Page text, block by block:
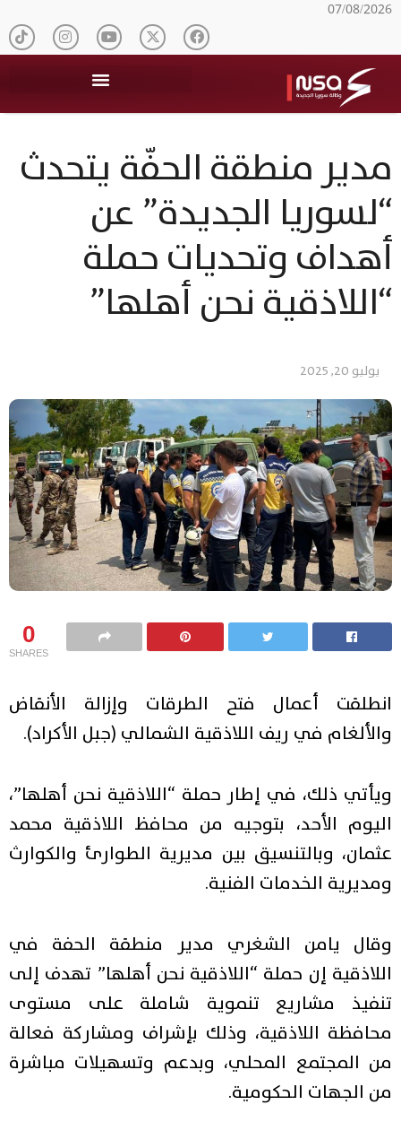
07/08/2026
مدير منطقة الحفّة يتحدث
“لسوريا الجديدة” عن
أهداف وتحديات حملة
“اللاذقية نحن أهلها”
يوليو 20, 2025
0
SHARES
انطلقت أعمال فتح الطرقات وإزالة الأنقاض
والألغام في ريف اللاذقية الشمالي (جبل الأكراد).
ويأتي ذلك، في إطار حملة “اللاذقية نحن أهلها”،
اليوم الأحد، بتوجيه من محافظ اللاذقية محمد
عثمان، وبالتنسيق بين مديرية الطوارئ والكوارث
ومديرية الخدمات الفنية.
وقال يامن الشغري مدير منطقة الحفة في
اللاذقية إن حملة “اللاذقية نحن أهلها” تهدف إلى
تنفيذ مشاريع تنموية شاملة على مستوى
محافظة اللاذقية، وذلك بإشراف ومشاركة فعالة
من المجتمع المحلي، وبدعم وتسهيلات مباشرة
من الجهات الحكومية.